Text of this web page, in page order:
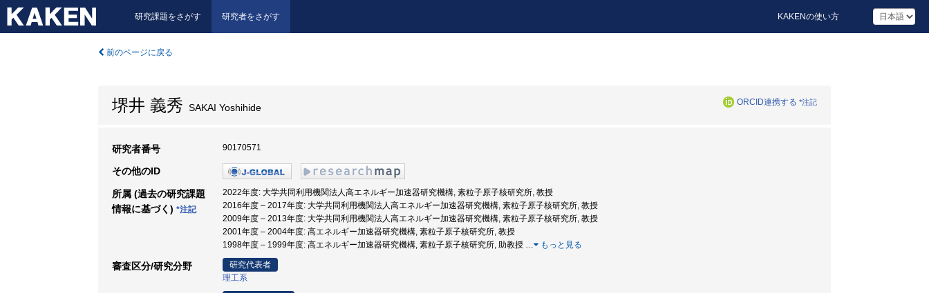
研究課題をさがす 研究者をさがす KAKENの使い方
前のページに戻る
堺井 義秀 SAKAI Yoshihide ORCID連携する *注記
研究者番号 90170571
その他のID
所属 (過去の研究課題
情報に基づく) *注記
2022年度: 大学共同利用機関法人高エネルギー加速器研究機構, 素粒子原子核研究所, 教授
2016年度 – 2017年度: 大学共同利用機関法人高エネルギー加速器研究機構, 素粒子原子核研究所, 教授
2009年度 – 2013年度: 大学共同利用機関法人高エネルギー加速器研究機構, 素粒子原子核研究所, 教授
2001年度 – 2004年度: 高エネルギー加速器研究機構, 素粒子原子核研究所, 教授
1998年度 – 1999年度: 高エネルギー加速器研究機構, 素粒子原子核研究所, 助教授 … もっと見る
審査区分/研究分野
研究代表者
理工系